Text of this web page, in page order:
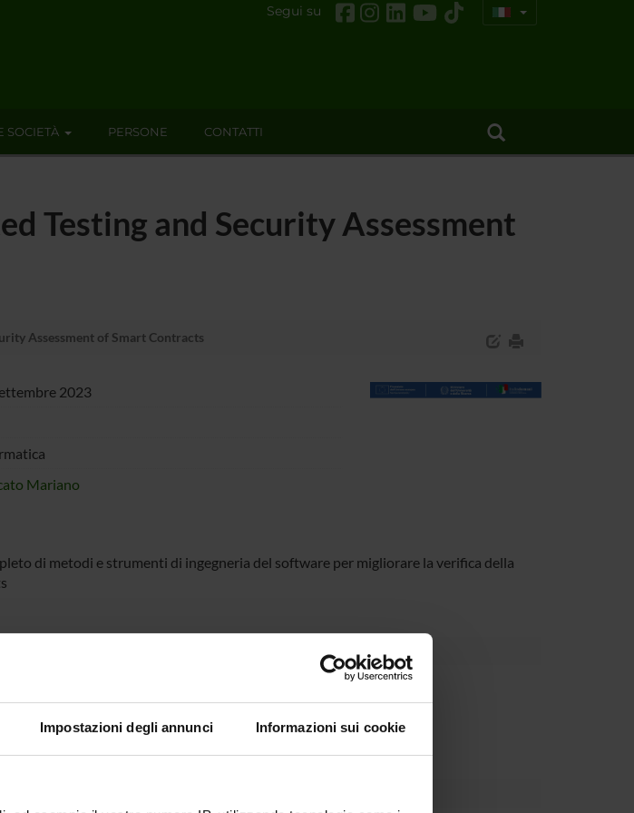
Impostazioni degli annunci Informazioni sui cookie
Segui su
SOCIETÀ PERSONE CONTATTI
Testing and Security Assessment
Assessment of Smart Contracts
2023
Mariano
di metodi e strumenti di ingegneria del software per migliorare la verifica della